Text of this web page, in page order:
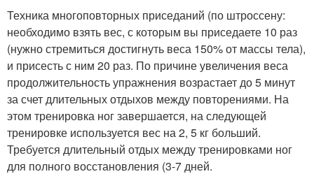
Техника многоповторных приседаний (по штроссену:
необходимо взять вес, с которым вы приседаете 10 раз
(нужно стремиться достигнуть веса 150% от массы тела),
и присесть с ним 20 раз. По причине увеличения веса
продолжительность упражнения возрастает до 5 минут
за счет длительных отдыхов между повторениями. На
этом тренировка ног завершается, на следующей
тренировке используется вес на 2, 5 кг больший.
Требуется длительный отдых между тренировками ног
для полного восстановления (3-7 дней.